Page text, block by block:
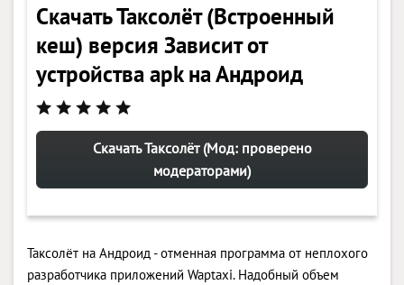
Скачать Таксолёт (Встроенный
кеш) версия Зависит от
устройства apk на Андроид
Скачать Таксолёт (Мод: проверено
модераторами)
Таксолёт на Андроид - отменная программа от неплохого
разработчика приложений Waptaxi. Надобный объем